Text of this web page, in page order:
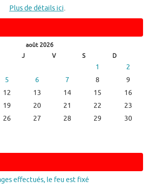
Plus de détails ici.
août 2026
J V S D
1
2
5 6 7 8
9
12 13 14 15
16
19 20 21 22
23
26 27 28 29
30
effectués, le feu est fixé